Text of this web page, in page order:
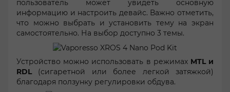
пользователь может увидеть основную
информацию и настроить девайс. Важно отметить,
что можно выбрать и установить тему на экран
самостоятельно. На выбор доступно 3 темы.
Устройство можно использовать в режимах MTL и
RDL(сигаретной или более легкой затяжкой)
благодаря ползунку регулировки обдува.